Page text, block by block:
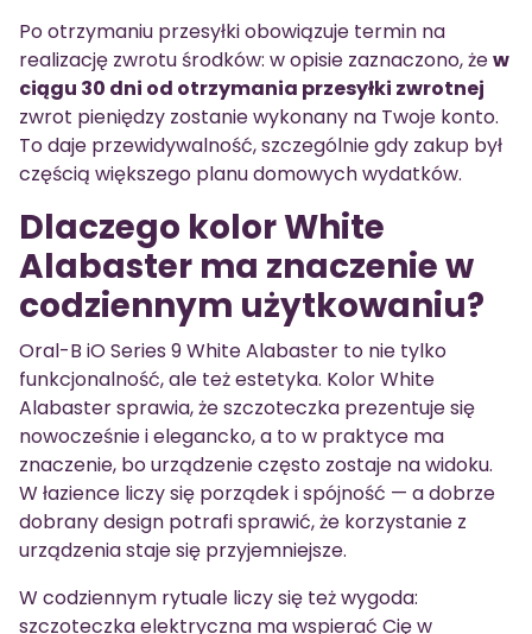
Po otrzymaniu przesyłki obowiązuje termin na
realizację zwrotu środków: w opisie zaznaczono, żew
ciągu 30 dni od otrzymania przesyłki zwrotnej
zwrot pieniędzy zostanie wykonany na Twoje konto.
To daje przewidywalność, szczególnie gdy zakup był
częścią większego planu domowych wydatków.
Dlaczego kolor White
Alabaster ma znaczenie w
codziennym użytkowaniu?
Oral-B iO Series 9 White Alabaster to nie tylko
funkcjonalność, ale też estetyka. Kolor White
Alabaster sprawia, że szczoteczka prezentuje się
nowocześnie i elegancko, a to w praktyce ma
znaczenie, bo urządzenie często zostaje na widoku.
W łazience liczy się porządek i spójność — a dobrze
dobrany design potrafi sprawić, że korzystanie z
urządzenia staje się przyjemniejsze.
W codziennym rytuale liczy się też wygoda:
szczoteczka elektryczna ma wspierać Cię w